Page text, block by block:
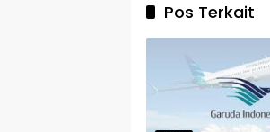
Pos Terkait